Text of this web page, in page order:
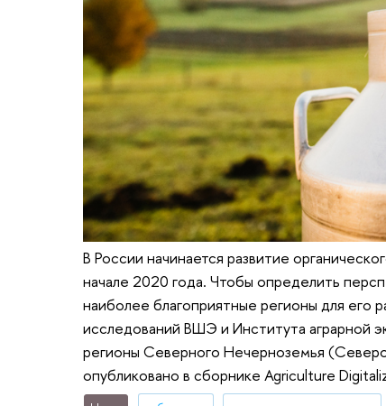
В России начинается развитие
начале 2020 года. Чтобы определить
наиболее благоприятные регионы для его
исследований ВШЭ и Института аграрной
регионы Северного Нечерноземья
опубликовано в сборнике Agriculture